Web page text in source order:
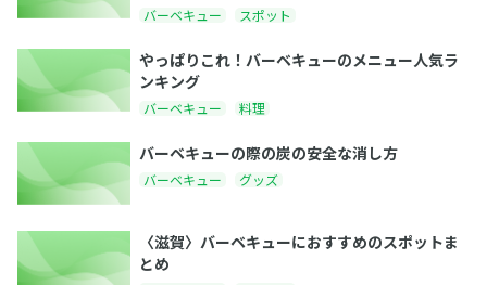
バーベキュー スポット
やっぱりこれ！バーベキューのメニュー人気ラ
ンキング
バーベキュー 料理
バーベキューの際の炭の安全な消し方
バーベキュー グッズ
〈滋賀〉バーベキューにおすすめのスポットま
とめ